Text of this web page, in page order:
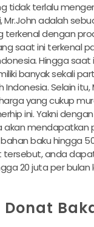
tidak terlalu
Mr.John adalah
terkenal dengan
saat ini terkenal
Hingga saat
banyak sekali
Indonesia. Selain itu,
yang cukup
ini. Yakni
akan mendapatkan
baku hingga
tersebut, anda
20 juta per bulan
Donat